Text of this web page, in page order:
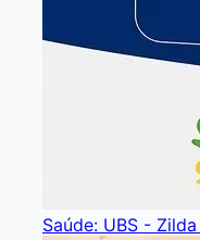
Saúde: UBS -